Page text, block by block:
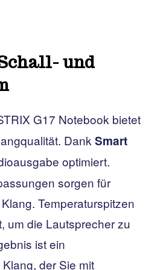
und
G17 Notebook bietet
Dank Smart
optimiert.
sorgen für
Temperaturspitzen
um die Lautsprecher zu
ist ein
der Sie mit